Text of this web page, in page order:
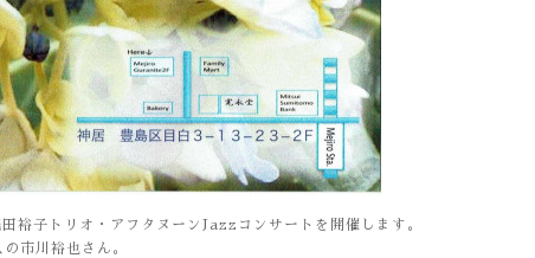
裕子トリオ・アフタヌーンJazzコンサートを開催します。
市川裕也さん。